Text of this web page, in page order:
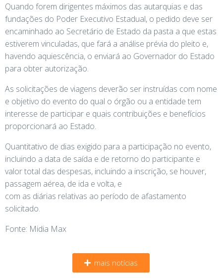
Quando forem dirigentes máximos das autarquias e das
fundações do Poder Executivo Estadual, o pedido deve ser
encaminhado ao Secretário de Estado da pasta a que estas
estiverem vinculadas, que fará a análise prévia do pleito e,
havendo aquiescência, o enviará ao Governador do Estado
para obter autorização.
As solicitações de viagens deverão ser instruídas com nome
e objetivo do evento do qual o órgão ou a entidade tem
interesse de participar e quais contribuições e benefícios
proporcionará ao Estado.
Quantitativo de dias exigido para a participação no evento,
incluindo a data de saída e de retorno do participante e
valor total das despesas, incluindo a inscrição, se houver,
passagem aérea, de ida e volta, e
com as diárias relativas ao período de afastamento
solicitado.
Fonte: Midia Max
mais notícias